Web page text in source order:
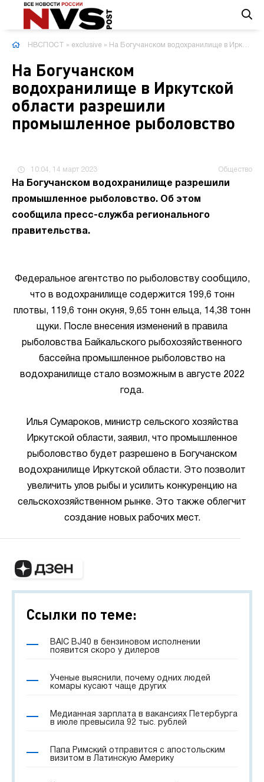
НВСПОСТ » exclusive » На Богучанском водохранилище в Иркутской области разрешили промышленное рыболовство
На Богучанском
водохранилище в Иркутской
области разрешили
промышленное рыболовство
10:04, 14 март 2023 Общество
На Богучанском водохранилище разрешили
промышленное рыболовство. Об этом
сообщила пресс-служба регионального
правительства.
Федеральное агентство по рыболовству сообщило,
что в водохранилище содержится 199,6 тонн
плотвы, 119,6 тонн окуня, 9,65 тонн ельца, 14,38 тонн
щуки. После внесения изменений в правила
рыболовства Байкальского рыбохозяйственного
бассейна промышленное рыболовство на
водохранилище стало возможным в августе 2022
года.
Илья Сумароков, министр сельского хозяйства
Иркутской области, заявил, что промышленное
рыболовство будет разрешено в Богучанском
водохранилище Иркутской области. Это позволит
увеличить улов рыбы и усилить конкуренцию на
сельскохозяйственном рынке. Это также облегчит
создание новых рабочих мест.
Ссылки по теме:
BAIC BJ40 в бензиновом исполнении
появится скоро у дилеров
Ученые выяснили, почему одних людей
комары кусают чаще других
Медианная зарплата в вакансиях Петербурга
в июле превысила 92 тыс. рублей
Папа Римский отправится с апостольским
визитом в Латинскую Америку